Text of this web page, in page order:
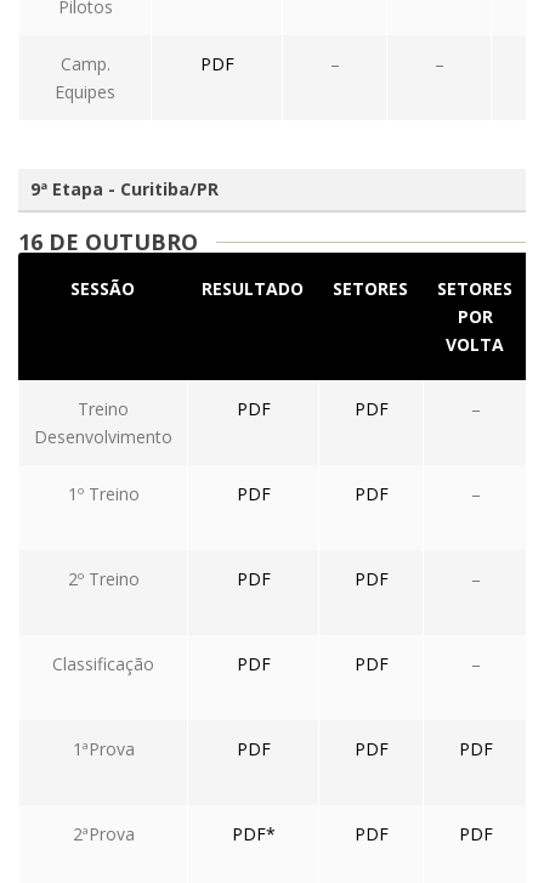
Pilotos
Camp.
Equipes
PDF – –
9ª Etapa - Curitiba/PR
16 DE OUTUBRO
SESSÃO RESULTADO SETORES
SETORES
POR
VOLTA
Treino
Desenvolvimento
PDF PDF –
1º Treino PDF PDF –
2º Treino PDF PDF –
Classificação PDF PDF –
1ªProva PDF PDF PDF
2ªProva PDF* PDF PDF